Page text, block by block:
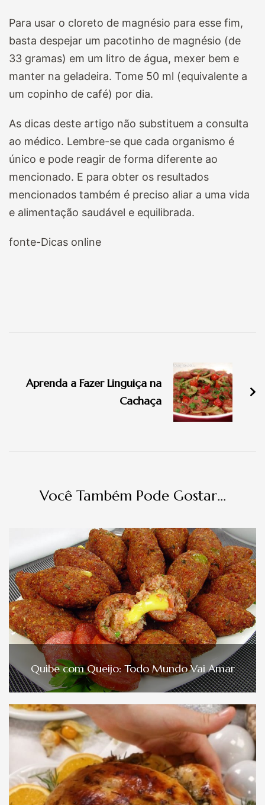
Para usar o cloreto de magnésio para esse fim,
basta despejar um pacotinho de magnésio (de
33 gramas) em um litro de água, mexer bem e
manter na geladeira. Tome 50 ml (equivalente a
um copinho de café) por dia.
As dicas deste artigo não substituem a consulta
ao médico. Lembre-se que cada organismo é
único e pode reagir de forma diferente ao
mencionado. E para obter os resultados
mencionados também é preciso aliar a uma vida
e alimentação saudável e equilibrada.
fonte-Dicas online
post
Aprenda a Fazer Linguiça na
Cachaça
Você Também Pode Gostar...
Quibe com Queijo: Todo Mundo Vai Amar